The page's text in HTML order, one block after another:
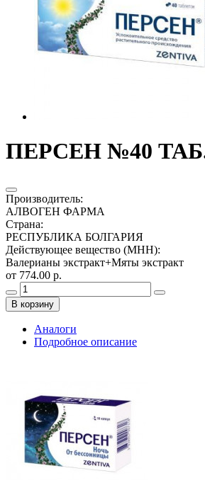
ПЕРСЕН №40
Производитель:
АЛВОГЕН ФАРМА
Страна:
РЕСПУБЛИКА БОЛГАРИЯ
Действующее вещество (МНН):
Валерианы экстракт+Мяты экстракт
от 774.00 р.
В корзину
Аналоги
Подробное описание